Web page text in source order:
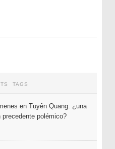
TAGS
en Tuyên Quang: ¿una
polémico?